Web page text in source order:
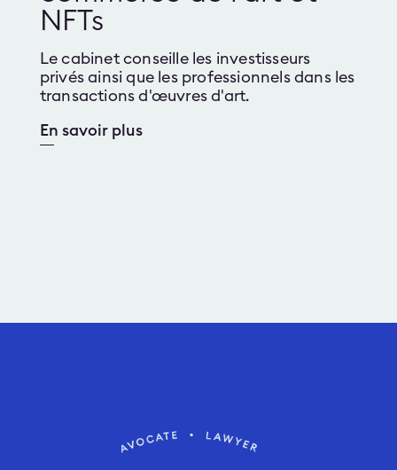
NFTs
Le cabinet conseille les investisseurs
privés ainsi que les professionnels dans les
transactions d'œuvres d'art.
En savoir plus